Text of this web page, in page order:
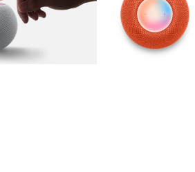
图库 图像 图库 图像